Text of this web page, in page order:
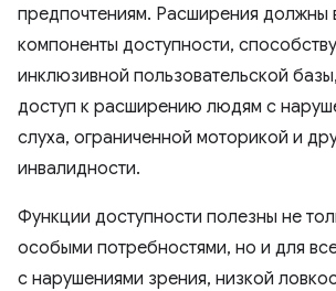
предпочтениям. Расширения должны
компоненты доступности,
инклюзивной пользовательской
доступ к расширению людям с
слуха, ограниченной моторикой и
инвалидности.
Функции доступности полезны не
особыми потребностями, но и для
с нарушениями зрения, низкой